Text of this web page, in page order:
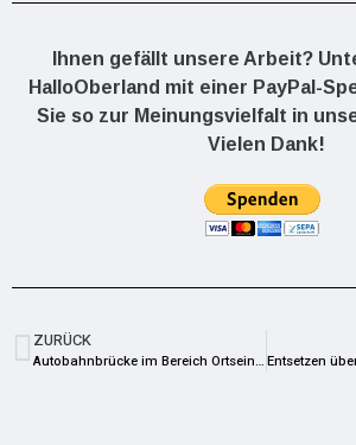
Ihnen gefällt unsere Arbeit?
HalloOberland mit einer PayPal-
Sie so zur Meinungsvielfalt in
Vielen Dank!
ZURÜCK
Autobahnbrücke im Bereich Ortseingang Blintendorf gesperrt